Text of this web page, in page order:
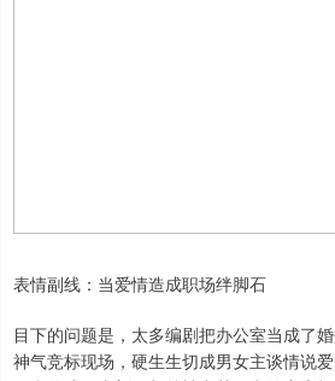
表情副线：当爱情造成职场绊脚石
目下的问题是，太多编剧把办公室当成了
神气竞标现场，硬生生切成男女主谈情说